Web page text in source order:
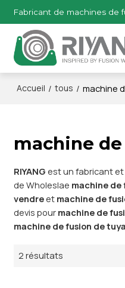
Fabricant de machines de
Accueil / tous / machine
machine
RIYANG est un fabricant
de Wholeslae machine de
vendre et machine de
devis pour machine de
machine de fusion de
2 résultats